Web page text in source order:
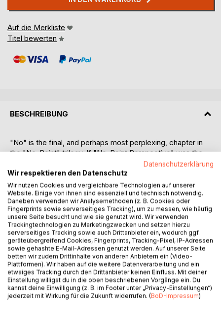
Auf die Merkliste
Titel bewerten
BESCHREIBUNG
"No" is the final, and perhaps most perplexing, chapter in
the "No-Point" trilogy. If "No-Point Perspective" was the
encyclopedia of nothingness for dummies and "No-Point"
the professional's handbook, then "No" is the blank page
at the end, the echo of a conversation that has finally run its
course.
Justin Allen and Andreas Müller, having exhausted all
avenues of inquiry, meet face-to-face in Andreas' quaint
village. The words dwindle, the silences grow longer, and
the "no-point" reveals itself not as a concept to be
grasped, but as what's apparently happening - life.
With its minimalist title and even more minimalist content,
"No" is a book that defies categorization. It's not about
non-duality, it's not about spirituality, it's not even about
Datenschutzerklärung
Wir respektieren den Datenschutz
Wir nutzen Cookies und vergleichbare Technologien auf unserer
Website. Einige von ihnen sind essenziell und technisch notwendig.
Daneben verwenden wir Analysemethoden (z. B. Cookies oder
Fingerprints sowie serverseitiges Tracking), um zu messen, wie häufig
unsere Seite besucht und wie sie genutzt wird. Wir verwenden
Trackingtechnologien zu Marketingzwecken und setzen hierzu
serverseitiges Tracking sowie auch Drittanbieter ein, wodurch ggf.
geräteübergreifend Cookies, Fingerprints, Tracking-Pixel, IP-Adressen
sowie gehashte E-Mail-Adressen genutzt werden. Auf unserer Seite
betten wir zudem Drittinhalte von anderen Anbietern ein (Video-
Plattformen). Wir haben auf die weitere Datenverarbeitung und ein
etwaiges Tracking durch den Drittanbieter keinen Einfluss. Mit deiner
Einstellung willigst du in die oben beschriebenen Vorgänge ein. Du
kannst deine Einwilligung (z. B. im Footer unter „Privacy-Einstellungen“)
jederzeit mit Wirkung für die Zukunft widerrufen. (BoD-Impressum)